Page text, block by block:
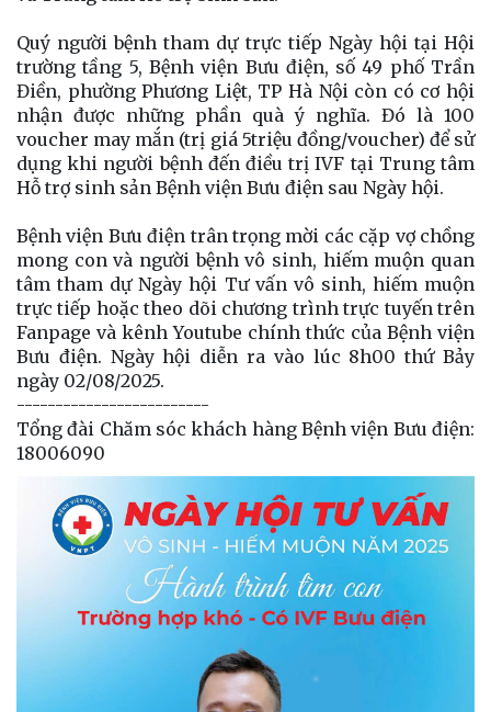
Quý người bệnh tham dự trực tiếp Ngày hội tại Hội
trường tầng 5, Bệnh viện Bưu điện, số 49 phố Trần
Điền, phường Phương Liệt, TP Hà Nội còn có cơ hội
nhận được những phần quà ý nghĩa. Đó là 100
voucher may mắn (trị giá 5triệu đồng/voucher) để sử
dụng khi người bệnh đến điều trị IVF tại Trung tâm
Hỗ trợ sinh sản Bệnh viện Bưu điện sau Ngày hội.
Bệnh viện Bưu điện trân trọng mời các cặp vợ chồng
mong con và người bệnh vô sinh, hiếm muộn quan
tâm tham dự Ngày hội Tư vấn vô sinh, hiếm muộn
trực tiếp hoặc theo dõi chương trình trực tuyến trên
Fanpage và kênh Youtube chính thức của Bệnh viện
Bưu điện. Ngày hội diễn ra vào lúc 8h00 thứ Bảy
ngày 02/08/2025.
-------------------------
Tổng đài Chăm sóc khách hàng Bệnh viện Bưu điện:
18006090